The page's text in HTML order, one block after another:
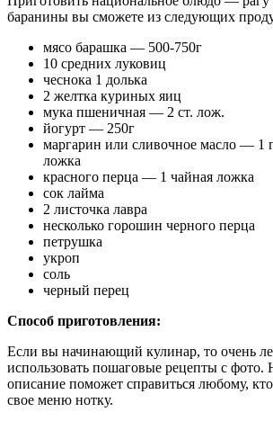
баранины вы сможете из следующих
мясо барашка — 500-750г
10 средних луковиц
чеснока 1 долька
2 желтка куриных яиц
мука пшеничная — 2 ст. лож.
йогурт — 250г
маргарин или сливочное масло — 1
ложка
красного перца — 1 чайная ложка
сок лайма
2 листочка лавра
несколько горошин черного перца
петрушка
укроп
соль
черный перец
Способ приготовления:
Если вы начинающий кулинар, то очень
использовать пошаговые рецепты с
описание поможет справиться любому,
свое меню нотку.